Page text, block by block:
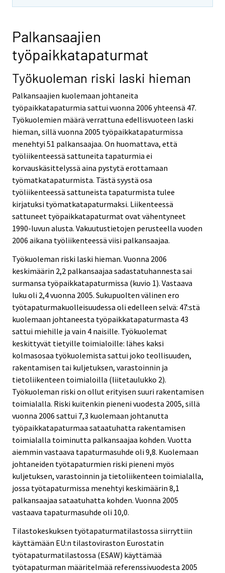
Palkansaajien
työpaikkatapaturmat
Työkuoleman riski laski hieman
Palkansaajien kuolemaan johtaneita
työpaikkatapaturmia sattui vuonna 2006 yhteensä 47.
Työkuolemien määrä verrattuna edellisvuoteen laski
hieman, sillä vuonna 2005 työpaikkatapaturmissa
menehtyi 51 palkansaajaa. On huomattava, että
työliikenteessä sattuneita tapaturmia ei
korvauskäsittelyssä aina pystytä erottamaan
työmatkatapaturmista. Tästä syystä osa
työliikenteessä sattuneista tapaturmista tulee
kirjatuksi työmatkatapaturmaksi. Liikenteessä
sattuneet työpaikkatapaturmat ovat vähentyneet
1990-luvun alusta. Vakuutustietojen perusteella vuoden
2006 aikana työliikenteessä viisi palkansaajaa.
Työkuoleman riski laski hieman. Vuonna 2006
keskimäärin 2,2 palkansaajaa sadastatuhannesta sai
surmansa työpaikkatapaturmissa (kuvio 1). Vastaava
luku oli 2,4 vuonna 2005. Sukupuolten välinen ero
työtapaturmakuolleisuudessa oli edelleen selvä: 47:stä
kuolemaan johtaneesta työpaikkatapaturmasta 43
sattui miehille ja vain 4 naisille. Työkuolemat
keskittyvät tietyille toimialoille: lähes kaksi
kolmasosaa työkuolemista sattui joko teollisuuden,
rakentamisen tai kuljetuksen, varastoinnin ja
tietoliikenteen toimialoilla (liitetaulukko 2).
Työkuoleman riski on ollut erityisen suuri rakentamisen
toimialalla. Riski kuitenkin pieneni vuodesta 2005, sillä
vuonna 2006 sattui 7,3 kuolemaan johtanutta
työpaikkatapaturmaa sataatuhatta rakentamisen
toimialalla toiminutta palkansaajaa kohden. Vuotta
aiemmin vastaava tapaturmasuhde oli 9,8. Kuolemaan
johtaneiden työtapaturmien riski pieneni myös
kuljetuksen, varastoinnin ja tietoliikenteen toimialalla,
jossa työtapaturmissa menehtyi keskimäärin 8,1
palkansaajaa sataatuhatta kohden. Vuonna 2005
vastaava tapaturmasuhde oli 10,0.
Tilastokeskuksen työtapaturmatilastossa siirryttiin
käyttämään EU:n tilastoviraston Eurostatin
työtapaturmatilastossa (ESAW) käyttämää
työtapaturman määritelmää referenssivuodesta 2005